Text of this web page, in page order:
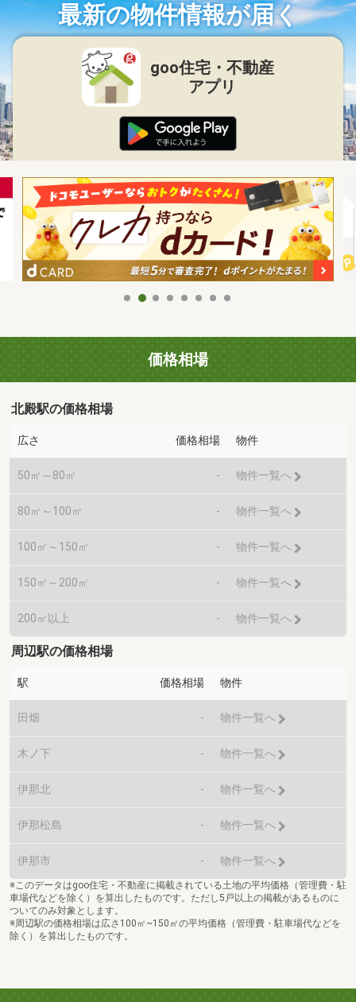
最新の物件情報が届く
goo住宅・不動産
アプリ
価格相場
北殿駅の価格相場
広さ 価格相場 物件
50㎡～80㎡ - 物件一覧へ
80㎡～100㎡ - 物件一覧へ
100㎡～150㎡ - 物件一覧へ
150㎡～200㎡ - 物件一覧へ
200㎡以上 - 物件一覧へ
周辺駅の価格相場
駅 価格相場 物件
田畑 - 物件一覧へ
木ノ下 - 物件一覧へ
伊那北 - 物件一覧へ
伊那松島 - 物件一覧へ
伊那市 - 物件一覧へ
※このデータはgoo住宅・不動産に掲載されている土地の平均価格（管理費・駐
車場代などを除く）を算出したものです。ただし5戸以上の掲載があるものに
ついてのみ対象とします。
※周辺駅の価格相場は広さ100㎡~150㎡の平均価格（管理費・駐車場代などを
除く）を算出したものです。